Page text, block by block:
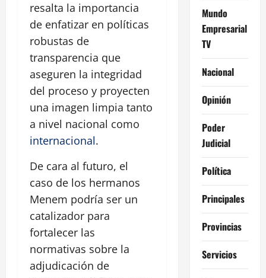
resalta la importancia
de enfatizar en políticas
robustas de
transparencia que
aseguren la integridad
del proceso y proyecten
una imagen limpia tanto
a nivel nacional como
internacional.
De cara al futuro, el
caso de los hermanos
Menem podría ser un
catalizador para
fortalecer las
normativas sobre la
adjudicación de
Mundo
Empresarial
TV
Nacional
Opinión
Poder
Judicial
Política
Principales
Provincias
Servicios